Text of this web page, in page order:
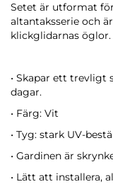
Setet är utformat
altantaksserie och
klickglidarnas öglor.
• Skapar ett
dagar.
• Färg: Vit
• Tyg: stark UV-
• Gardinen är
• Lätt att installera,